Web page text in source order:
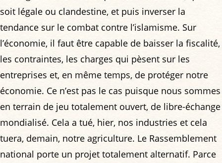
soit légale ou clandestine, et puis inverser la
tendance sur le combat contre l’islamisme. Sur
l’économie, il faut être capable de baisser la fiscalité,
les contraintes, les charges qui pèsent sur les
entreprises et, en même temps, de protéger notre
économie. Ce n’est pas le cas puisque nous sommes
en terrain de jeu totalement ouvert, de libre-échange
mondialisé. Cela a tué, hier, nos industries et cela
tuera, demain, notre agriculture. Le Rassemblement
national porte un projet totalement alternatif. Parce